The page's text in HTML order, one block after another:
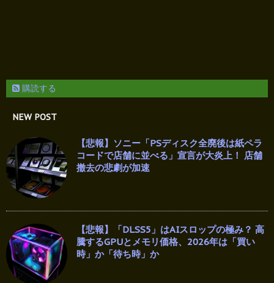
購読する
NEW POST
【悲報】ソニー「PSディスク全廃後は紙ペラ
コードで店舗に並べる」宣言が大炎上！ 店舗
撤去の悲劇が加速
【悲報】「DLSS5」はAIスロップの極み？ 高
騰するGPUとメモリ価格、2026年は「買い
時」か「待ち時」か